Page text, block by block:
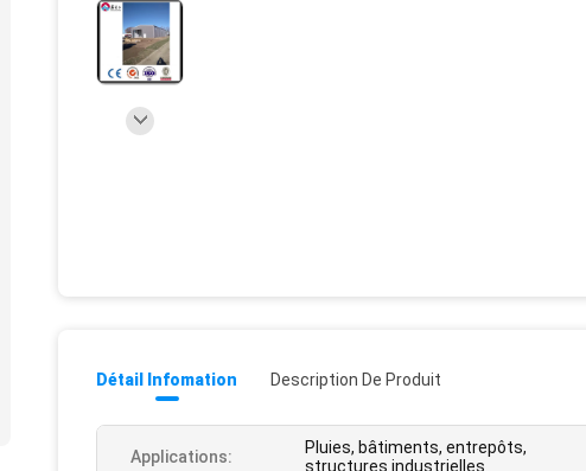
Détail Infomation Description De Produit
Applications:
Pluies, bâtiments, entrepôts,
structures industrielles